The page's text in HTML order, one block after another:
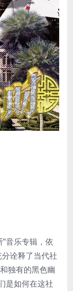
”音乐专辑，依
诠释了当代社
独有的黑色幽
是如何在这社